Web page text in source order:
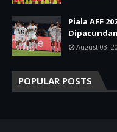
Piala AFF
August 03,
POPULAR POSTS